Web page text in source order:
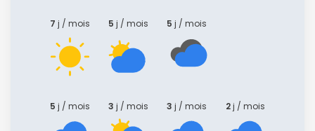
7 j / mois 5 j / mois 5 j / mois
5 j / mois 3 j / mois 3 j / mois 2j / mois